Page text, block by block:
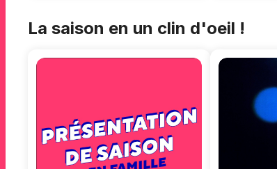
La saison en un clin d'oeil !